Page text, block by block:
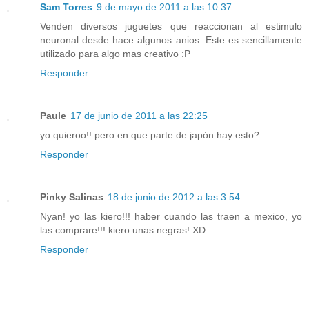
Sam Torres 9 de mayo de 2011 a las 10:37
Venden diversos juguetes que reaccionan al estimulo
neuronal desde hace algunos anios. Este es sencillamente
utilizado para algo mas creativo :P
Responder
Paule 17 de junio de 2011 a las 22:25
yo quieroo!! pero en que parte de japón hay esto?
Responder
Pinky Salinas 18 de junio de 2012 a las 3:54
Nyan! yo las kiero!!! haber cuando las traen a mexico, yo
las comprare!!! kiero unas negras! XD
Responder